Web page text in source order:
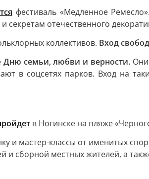
фестиваль «Медленное Ремесло».
отечественного
коллективов. Вход
Дню семьи, любви и верности.
в соцсетях парков. Вход на
в Ногинске на пляже
и мастер-классы от именитых
и сборной местных жителей, а